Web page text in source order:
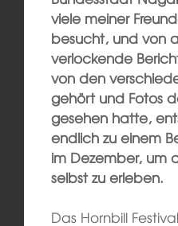
viele meiner
besucht, und von
verlockende
von den
gehört und Fotos
gesehen hatte,
endlich zu einem
im Dezember, um
selbst zu erleben.
Das Hornbill